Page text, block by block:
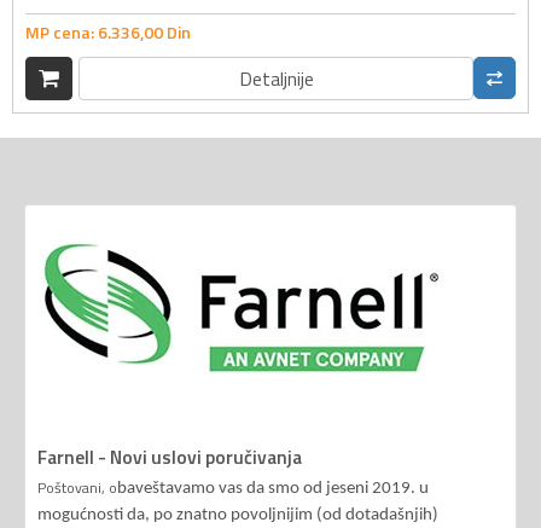
MP cena:6.336,00Din
Detaljnije
Farnell - Novi uslovi poručivanja
Poštovani, o baveštavamo vas da smo od jeseni 2019. u
mogućnosti da, po znatno povoljnijim (od dotadašnjih)